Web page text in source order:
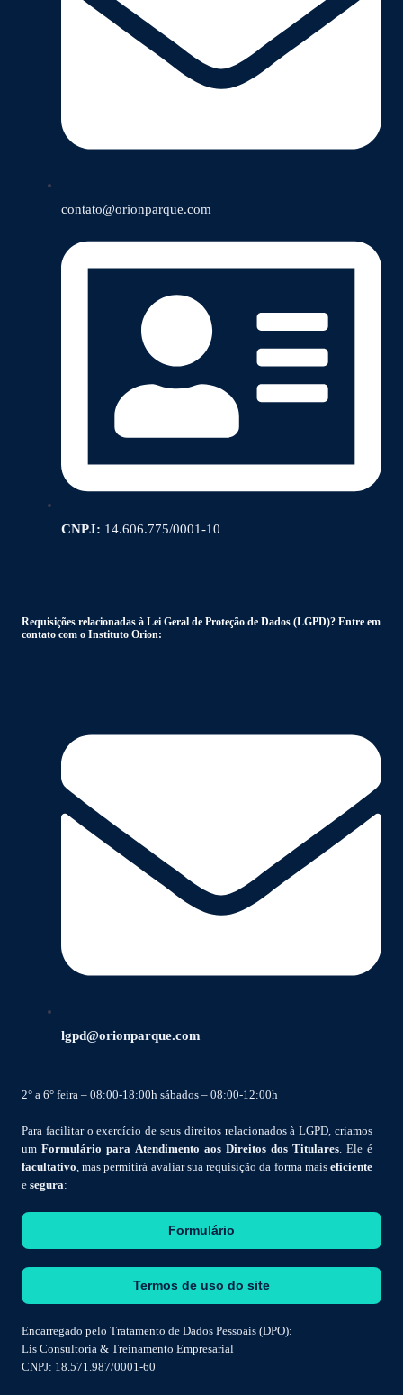
contato@orionparque.com
CNPJ: 14.606.775/0001-10
Requisições relacionadas à Lei Geral de Proteção de Dados (LGPD)? Entre em
contato com o Instituto Orion:
lgpd@orionparque.com
2° a 6° feira – 08:00-18:00h sábados – 08:00-12:00h
Para facilitar o exercício de seus direitos relacionados à LGPD, criamos
um Formulário para Atendimento aos Direitos dos Titulares. Ele é
facultativo, mas permitirá avaliar sua requisição da forma mais eficiente
e segura:
Formulário
Termos de uso do site
Encarregado pelo Tratamento de Dados Pessoais (DPO):
Lis Consultoria & Treinamento Empresarial
CNPJ: 18.571.987/0001-60